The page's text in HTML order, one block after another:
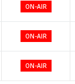
ON-AIR
ON-AIR
ON-AIR